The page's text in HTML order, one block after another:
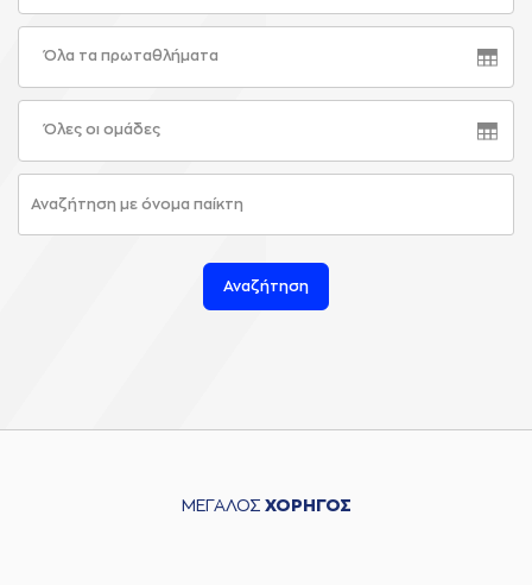
Όλα τα πρωταθλήματα
Όλες οι ομάδες
Αναζήτηση
ΜΕΓΑΛΟΣ ΧΟΡΗΓΟΣ